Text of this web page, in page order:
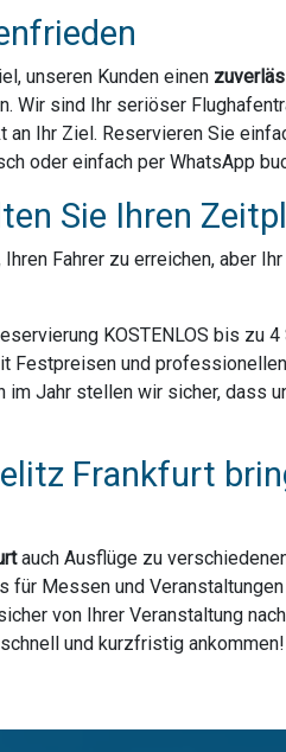
unseren Kunden einen
Wir sind Ihr seriöser
Ihr Ziel. Reservieren Sie
oder einfach per WhatsApp
Sie Ihren
Fahrer zu erreichen, aber
KOSTENLOS bis zu
Festpreisen und
im Jahr stellen wir sicher,
Frankfurt
auch Ausflüge zu
Messen und
von Ihrer Veranstaltung
und kurzfristig ankommen!